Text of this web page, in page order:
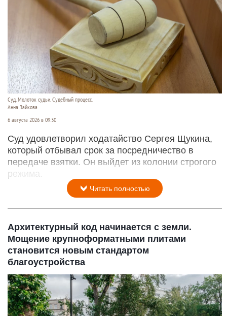
Суд. Молоток судьи. Судебный процесс.
Анна Зайкова
6 августа 2026 в 09:30
Суд удовлетворил ходатайство Сергея Щукина,
который отбывал срок за посредничество в
передаче взятки. Он выйдет из колонии строгого
режима.
Читать полностью
Архитектурный код начинается с земли.
Мощение крупноформатными плитами
становится новым стандартом
благоустройства